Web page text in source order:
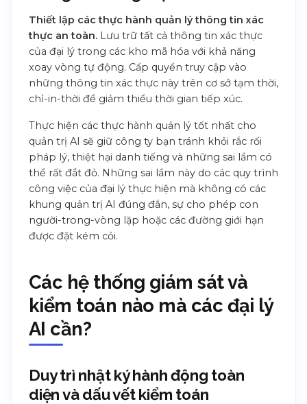
Thiết lập các thực hành quản lý thông tin xác
thực an toàn. Lưu trữ tất cả thông tin xác thực
của đại lý trong các kho mã hóa với khả năng
xoay vòng tự động. Cấp quyền truy cập vào
những thông tin xác thực này trên cơ sở tạm thời,
chỉ-in-thời để giảm thiểu thời gian tiếp xúc.
Thực hiện các thực hành quản lý tốt nhất cho
quản trị AI sẽ giữ công ty bạn tránh khỏi rắc rối
pháp lý, thiệt hại danh tiếng và những sai lầm có
thể rất đắt đỏ. Những sai lầm này do các quy trình
công việc của đại lý thực hiện mà không có các
khung quản trị AI đúng đắn, sự cho phép con
người-trong-vòng lặp hoặc các đường giới hạn
được đặt kém cỏi.
Các hệ thống giám sát và
kiểm toán nào mà các đại lý
AI cần?
Duy trì nhật ký hành động toàn
diện và dấu vết kiểm toán